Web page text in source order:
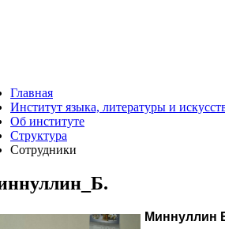
Главная
Институт языка, литературы и
Об институте
Структура
Сотрудники
Миннуллин